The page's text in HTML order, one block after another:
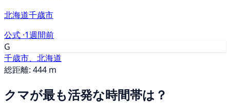
北海道千歳市
公式 ·1週間前
G
千歳市、北海道
総距離: 444 m
クマが最も活発な時間帯は？